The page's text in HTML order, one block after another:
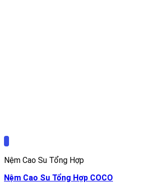
Nệm Cao Su Tổng Hợp
Nệm Cao Su Tổng Hợp COCO